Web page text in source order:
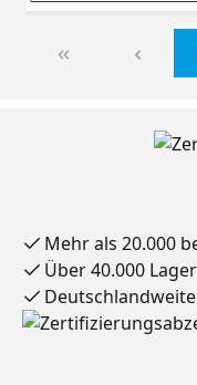
Mehr als 20.000
Über 40.000